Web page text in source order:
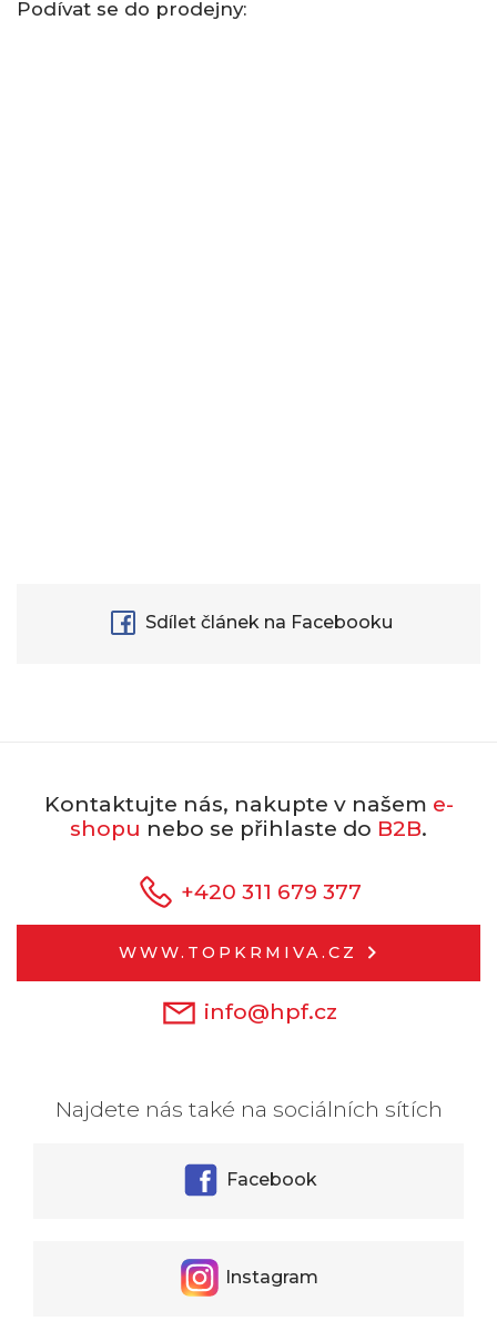
Podívat se do prodejny:
Sdílet článek na Facebooku
Kontaktujte nás, nakupte v našem e-
shopu nebo se přihlaste do B2B.
+420 311 679 377
WWW.TOPKRMIVA.CZ
info@hpf.cz
Najdete nás také na sociálních sítích
Facebook
Instagram